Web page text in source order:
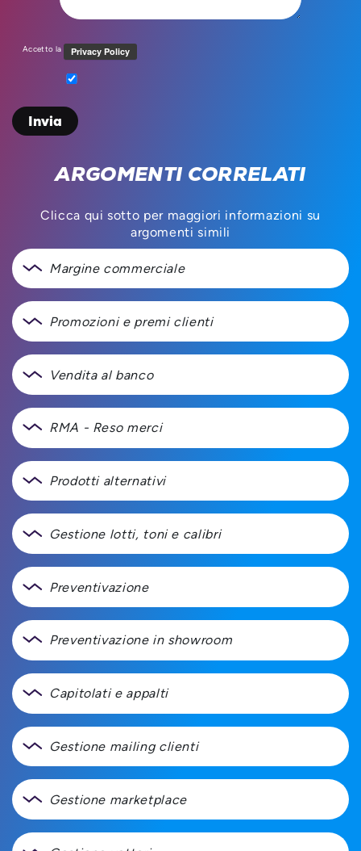
Accetto la
ARGOMENTI CORRELATI
Clicca qui sotto per maggiori informazioni su
argomenti simili
Margine commerciale
Promozioni e premi clienti
Vendita al banco
RMA - Reso merci
Prodotti alternativi
Gestione lotti, toni e calibri
Preventivazione
Preventivazione in showroom
Capitolati e appalti
Gestione mailing clienti
Gestione marketplace